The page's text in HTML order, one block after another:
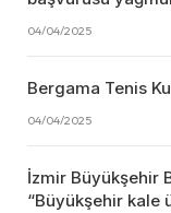
04/04/2025
Bergama Tenis
04/04/2025
İzmir Büyükşehir
“Büyükşehir kale